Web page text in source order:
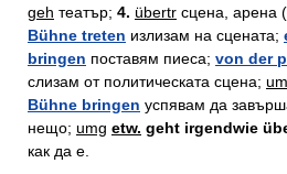
geh театър; 4. übertr сцена, арена
Bühne treten излизам на сцената;
bringen поставям пиеса; von der
слизам от политическата сцена;
Bühne bringen успявам да
нещо; umg etw. geht irgendwie
как да е.